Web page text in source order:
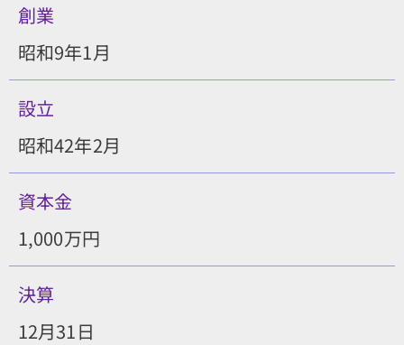
創業
昭和9年1月
設立
昭和42年2月
資本金
1,000万円
決算
12月31日